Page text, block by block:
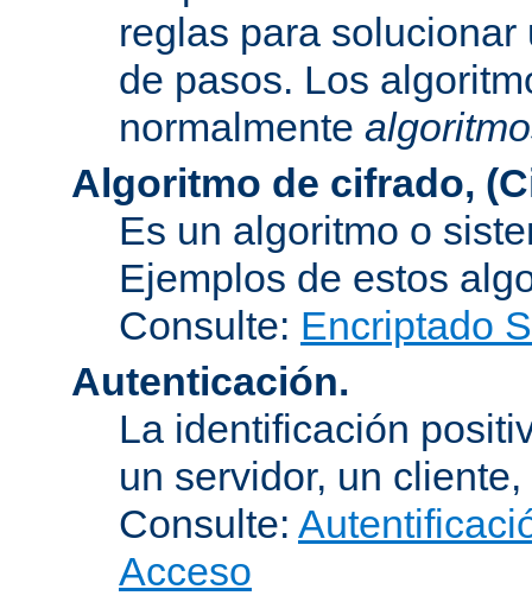
reglas para
de pasos. Los
normalmente
Algoritmo de cifrado,
Es un algoritmo o
Ejemplos de estos
Consulte: Encriptado
Autenticación.
La identificación
un servidor, un
Consulte:
Acceso